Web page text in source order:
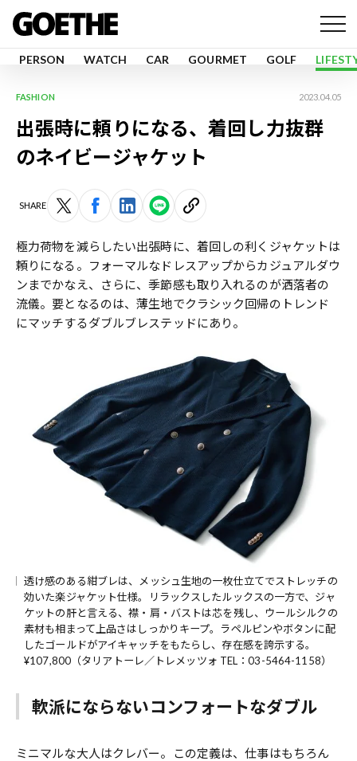
PERSON WATCH CAR GOURMET GOLF
FASHION 2023.04.05
出張時に頼りになる、着回し力抜群
のネイビージャケット
SHARE
極力荷物を減らしたい出張時に、着回しの利くジャケットは
頼りになる。フォーマルなドレスアップからカジュアルダウ
ンまでかなえ、さらに、季節感も取り入れるのが洒落者の
流儀。要となるのは、薄生地でクラシック回帰のトレンド
にマッチするダブルブレステッドにあり。
透け感のある紺ブレは、メッシュ生地の一枚仕立てでストレッチの
効いた楽ジャケット仕様。リラックスしたルックスの一方で、ジャ
ケットの肝と言える、襟・肩・バストは芯を残し、ウールシルクの
素材も相まって上品さはしっかりキープ。ラペルピンやボタンに配
したゴールドがアイキャッチをもたらし、存在感を誇示する。
¥107,800（タリアトーレ／トレメッツォ TEL：03-5464-1158）
軟派にならないコンフォートなダブル
ミニマルな大人はクレバー。この定義は、仕事はもちろん